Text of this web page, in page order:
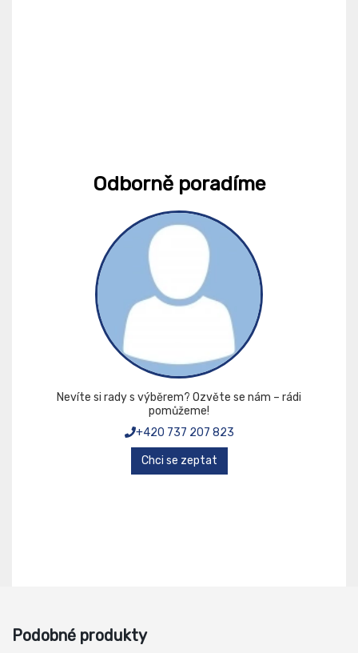
Odborně poradíme
Nevíte si rady s výběrem? Ozvěte se nám – rádi
pomůžeme!
+420 737 207 823
Chci se zeptat
Podobné produkty